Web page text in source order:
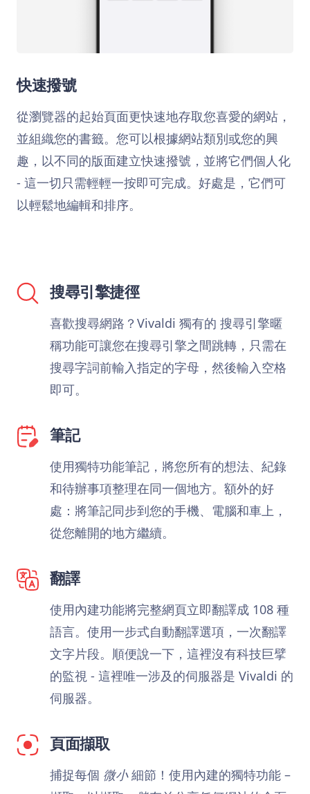
快速撥號
從瀏覽器的起始頁面更快速地存取您喜愛的網站，
並組織您的書籤。您可以根據網站類別或您的興
趣，以不同的版面建立快速撥號，並將它們個人化
- 這一切只需輕輕一按即可完成。好處是，它們可
以輕鬆地編輯和排序。
搜尋引擎捷徑
喜歡搜尋網路？Vivaldi 獨有的 搜尋引擎暱
稱功能可讓您在搜尋引擎之間跳轉，只需在
搜尋字詞前輸入指定的字母，然後輸入空格
即可。
筆記
使用獨特功能筆記，將您所有的想法、紀錄
和待辦事項整理在同一個地方。額外的好
處：將筆記同步到您的手機、電腦和車上，
從您離開的地方繼續。
翻譯
使用內建功能將完整網頁立即翻譯成 108 種
語言。使用一步式自動翻譯選項，一次翻譯
文字片段。順便說一下，這裡沒有科技巨擘
的監視 - 這裡唯一涉及的伺服器是 Vivaldi 的
伺服器。
頁面擷取
捕捉每個 微小細節！使用內建的獨特功能 –